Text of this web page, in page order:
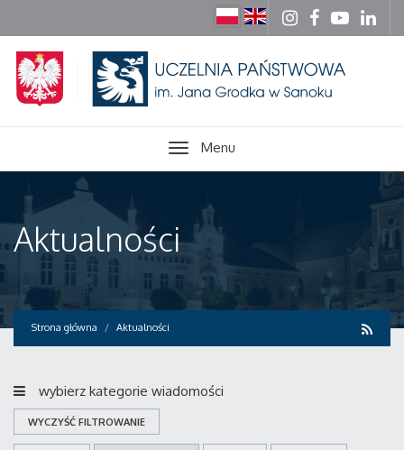
Menu
Aktualności
Strona główna Aktualności
wybierz kategorie wiadomości
WYCZYŚĆ FILTROWANIE